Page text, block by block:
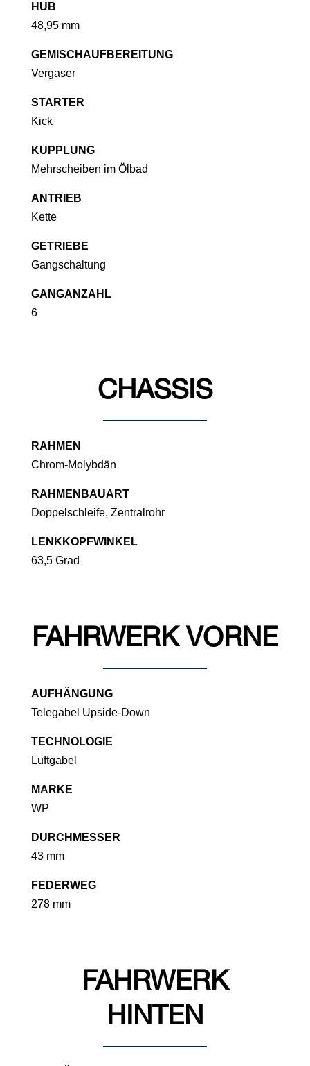
HUB
48,95 mm
GEMISCHAUFBEREITUNG
Vergaser
STARTER
Kick
KUPPLUNG
Mehrscheiben im Ölbad
ANTRIEB
Kette
GETRIEBE
Gangschaltung
GANGANZAHL
6
CHASSIS
RAHMEN
Chrom-Molybdän
RAHMENBAUART
Doppelschleife, Zentralrohr
LENKKOPFWINKEL
63,5 Grad
FAHRWERK VORNE
AUFHÄNGUNG
Telegabel Upside-Down
TECHNOLOGIE
Luftgabel
MARKE
WP
DURCHMESSER
43 mm
FEDERWEG
278 mm
FAHRWERK
HINTEN